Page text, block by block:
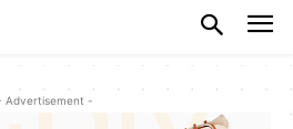
Advertisement -